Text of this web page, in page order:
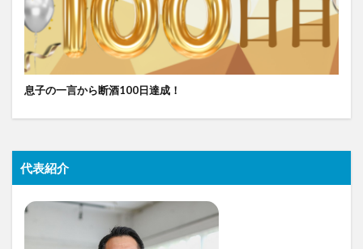
息子の一言から断酒100日達成！
代表紹介